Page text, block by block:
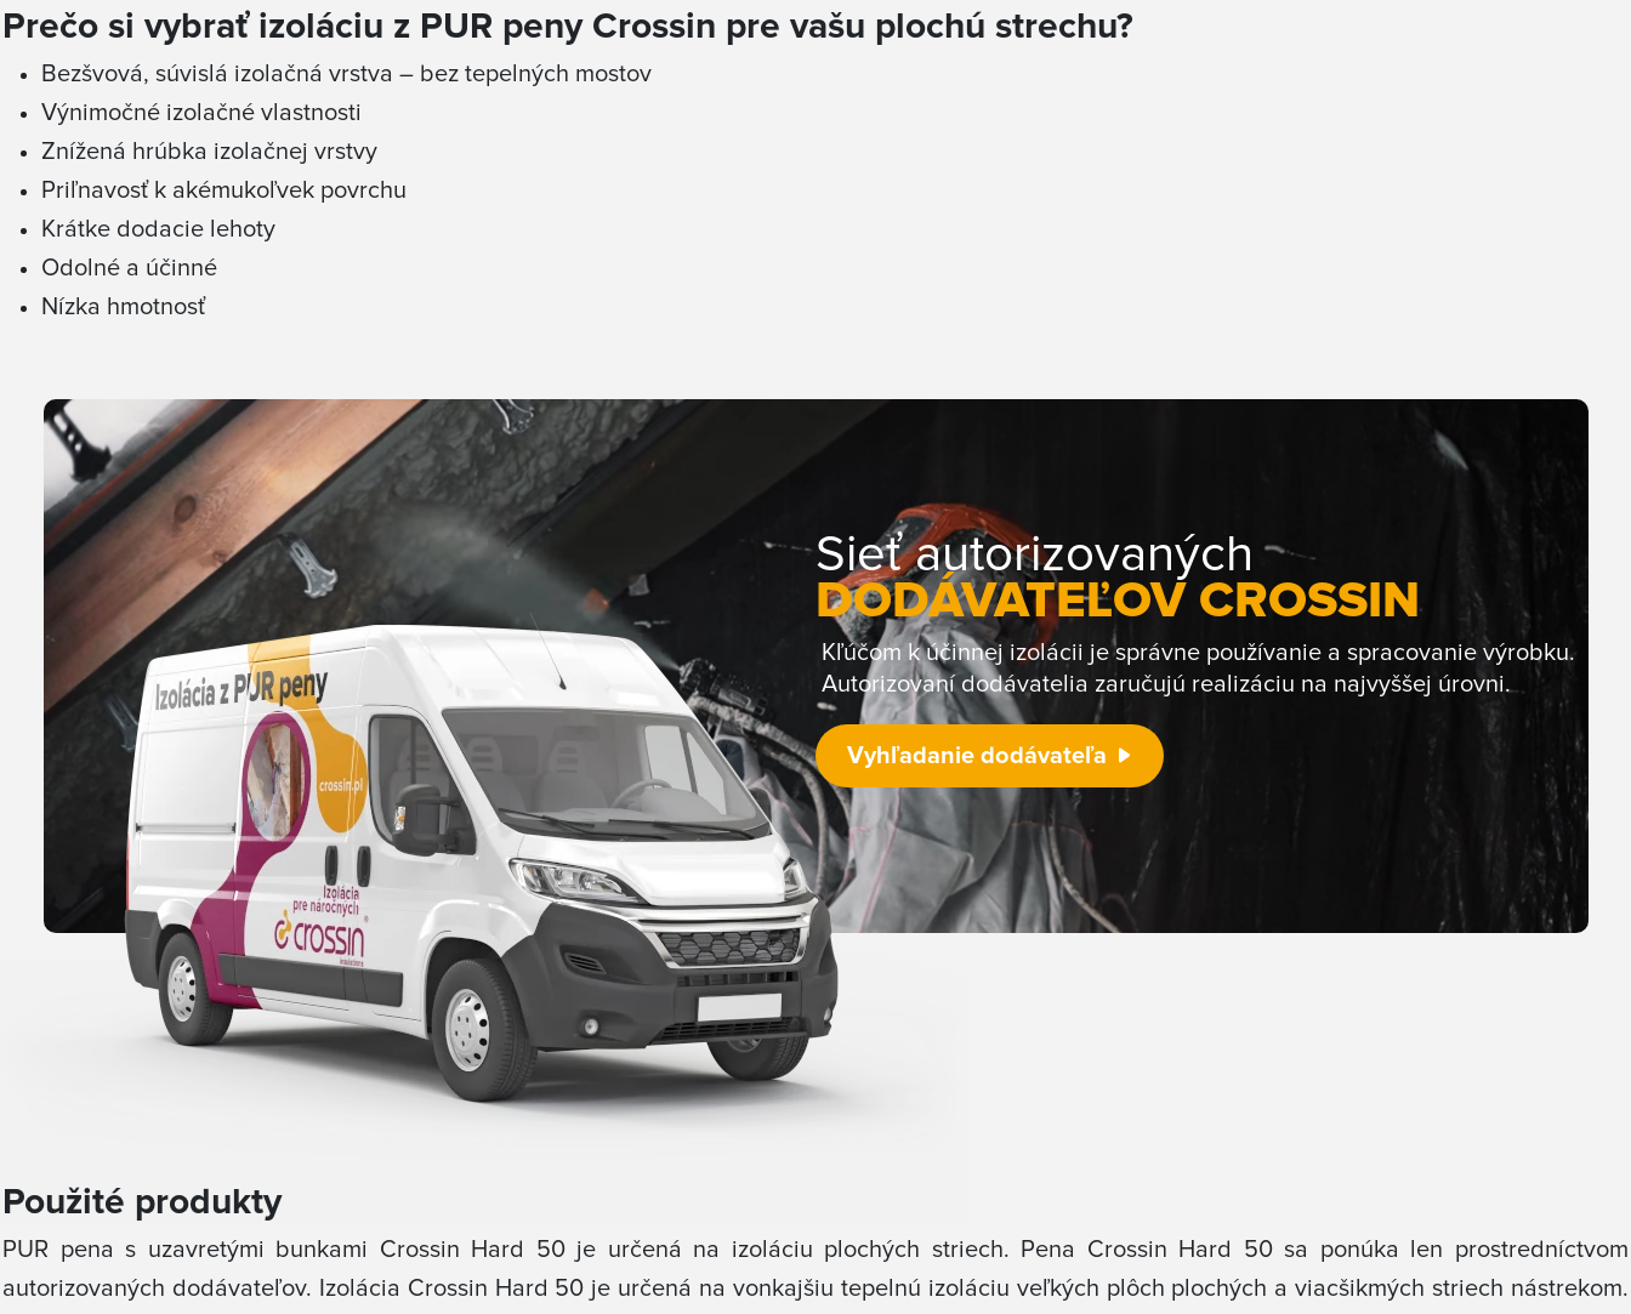
Prečo si vybrať izoláciu z PUR peny Crossin pre vašu plochú strechu?
Bezšvová, súvislá izolačná vrstva – bez tepelných mostov
Výnimočné izolačné vlastnosti
Znížená hrúbka izolačnej vrstvy
Priľnavosť k akémukoľvek povrchu
Krátke dodacie lehoty
Odolné a účinné
Nízka hmotnosť
Sieť autorizovaných
DODÁVATEĽOV CROSSIN
Kľúčom k účinnej izolácii je správne používanie a spracovanie výrobku.
Autorizovaní dodávatelia zaručujú realizáciu na najvyššej úrovni.
Vyhľadanie dodávateľa
Použité produkty
PUR pena s uzavretými bunkami Crossin Hard 50 je určená na izoláciu plochých striech. Pena Crossin Hard 50 sa ponúka len prostredníctvom
autorizovaných dodávateľov. Izolácia Crossin Hard 50 je určená na vonkajšiu tepelnú izoláciu veľkých plôch plochých a viacšikmých striech nástrekom.